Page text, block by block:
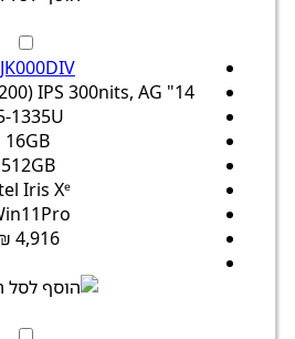
14" WUXGA (1920x1200) IPS 300nits, AG
1335U
16GB
512GB
Iris Xᵉ
4,916 ₪